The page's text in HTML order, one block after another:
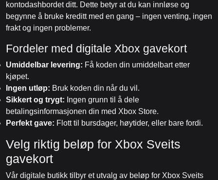
kontodashbordet ditt. Dette betyr at du kan innløse og
begynne å bruke kreditt med en gang – ingen venting, ingen
frakt og ingen problemer.
Fordeler med digitale Xbox gavekort
Umiddelbar levering: Få koden din umiddelbart etter
kjøpet.
Ingen utløp: Bruk koden din når du vil.
Sikkert og trygt: Ingen grunn til å dele
betalingsinformasjonen din med Xbox Store.
Perfekt gave: Flott til bursdager, høytider, eller bare fordi.
Velg riktig beløp for Xbox Sveits
gavekort
Vår digitale butikk tilbyr et utvalg av beløp for Xbox Sveits